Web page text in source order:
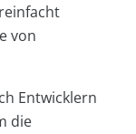
von
Entwicklern
die